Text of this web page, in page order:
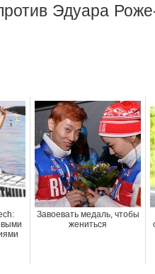
Эдуара
Завоевать медаль, чтобы
жениться